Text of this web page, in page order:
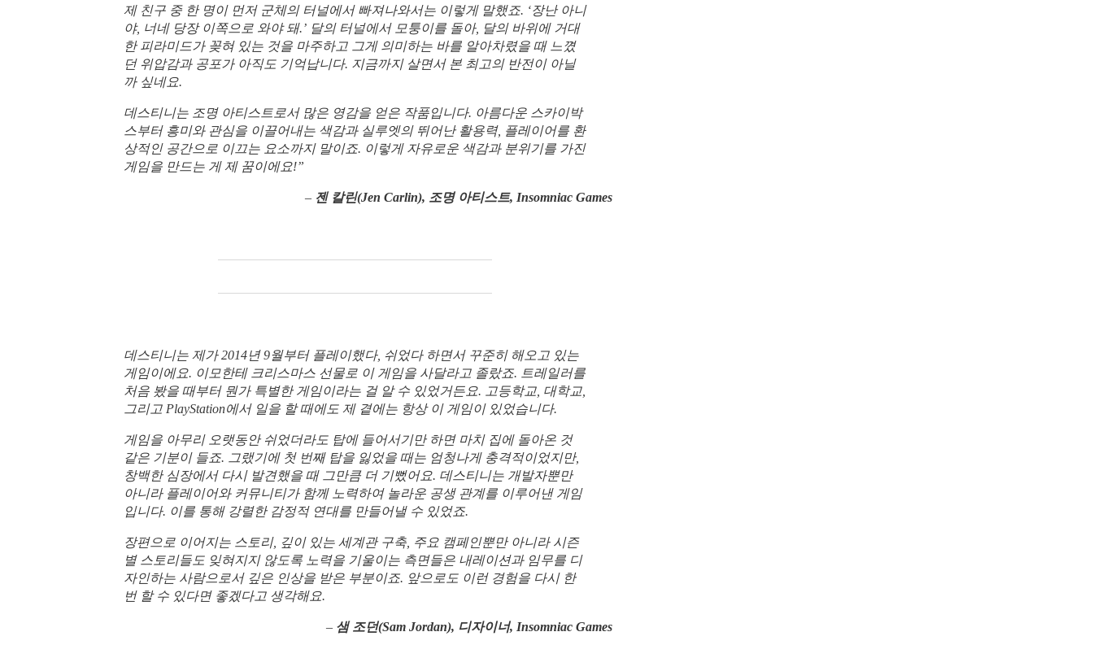
제 친구 중 한 명이 먼저 군체의 터널에서 빠져나와서는 이렇게 말했죠. ‘장난 아니
야, 너네 당장 이쪽으로 와야 돼.’ 달의 터널에서 모퉁이를 돌아, 달의 바위에 거대
한 피라미드가 꽂혀 있는 것을 마주하고 그게 의미하는 바를 알아차렸을 때 느꼈
던 위압감과 공포가 아직도 기억납니다. 지금까지 살면서 본 최고의 반전이 아닐
까 싶네요.
데스티니는 조명 아티스트로서 많은 영감을 얻은 작품입니다. 아름다운 스카이박
스부터 흥미와 관심을 이끌어내는 색감과 실루엣의 뛰어난 활용력, 플레이어를 환
상적인 공간으로 이끄는 요소까지 말이죠. 이렇게 자유로운 색감과 분위기를 가진
게임을 만드는 게 제 꿈이에요!”
– 젠 칼린(Jen Carlin), 조명 아티스트, Insomniac Games
데스티니는 제가 2014년 9월부터 플레이했다, 쉬었다 하면서 꾸준히 해오고 있는
게임이에요. 이모한테 크리스마스 선물로 이 게임을 사달라고 졸랐죠. 트레일러를
처음 봤을 때부터 뭔가 특별한 게임이라는 걸 알 수 있었거든요. 고등학교, 대학교,
그리고 PlayStation에서 일을 할 때에도 제 곁에는 항상 이 게임이 있었습니다.
게임을 아무리 오랫동안 쉬었더라도 탑에 들어서기만 하면 마치 집에 돌아온 것
같은 기분이 들죠. 그랬기에 첫 번째 탑을 잃었을 때는 엄청나게 충격적이었지만,
창백한 심장에서 다시 발견했을 때 그만큼 더 기뻤어요. 데스티니는 개발자뿐만
아니라 플레이어와 커뮤니티가 함께 노력하여 놀라운 공생 관계를 이루어낸 게임
입니다. 이를 통해 강렬한 감정적 연대를 만들어낼 수 있었죠.
장편으로 이어지는 스토리, 깊이 있는 세계관 구축, 주요 캠페인뿐만 아니라 시즌
별 스토리들도 잊혀지지 않도록 노력을 기울이는 측면들은 내레이션과 임무를 디
자인하는 사람으로서 깊은 인상을 받은 부분이죠. 앞으로도 이런 경험을 다시 한
번 할 수 있다면 좋겠다고 생각해요.
– 샘 조던(Sam Jordan), 디자이너, Insomniac Games